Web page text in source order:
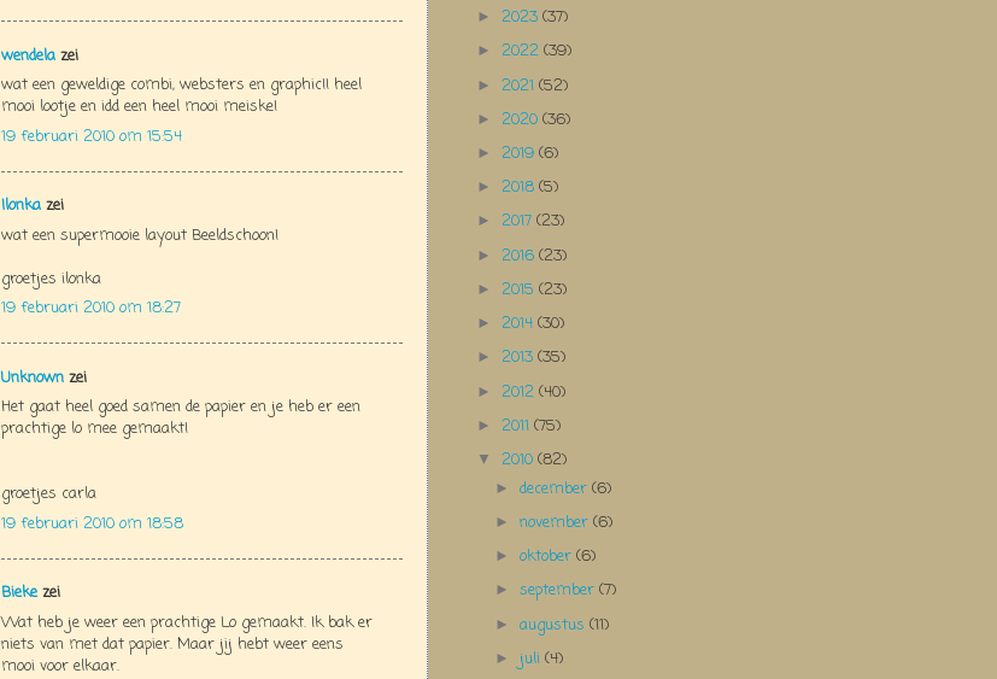
wendela zei
wat een geweldige combi, websters en graphic!! heel
mooi lootje en idd een heel mooi meiske!
19 februari 2010 om 15:54
Ilonka zei
wat een supermooie layout Beeldschoon!
groetjes ilonka
19 februari 2010 om 18:27
Unknown zei
Het gaat heel goed samen de papier en je heb er een
prachtige lo mee gemaakt!
groetjes carla
19 februari 2010 om 18:58
Biekezei
Wat heb je weer een prachtige Lo gemaakt. Ik bak er
niets van met dat papier. Maar jij hebt weer eens
mooi voor elkaar.
► 2023 (37)
► 2022 (39)
► 2021 (52)
► 2020 (36)
► 2019 (6)
► 2018 (5)
► 2017 (23)
► 2016 (23)
► 2015 (23)
► 2014 (30)
► 2013 (35)
► 2012 (40)
► 2011 (75)
▼ 2010 (82)
►december(6)
►november(6)
►oktober(6)
►september(7)
►augustus(11)
► juli(4)